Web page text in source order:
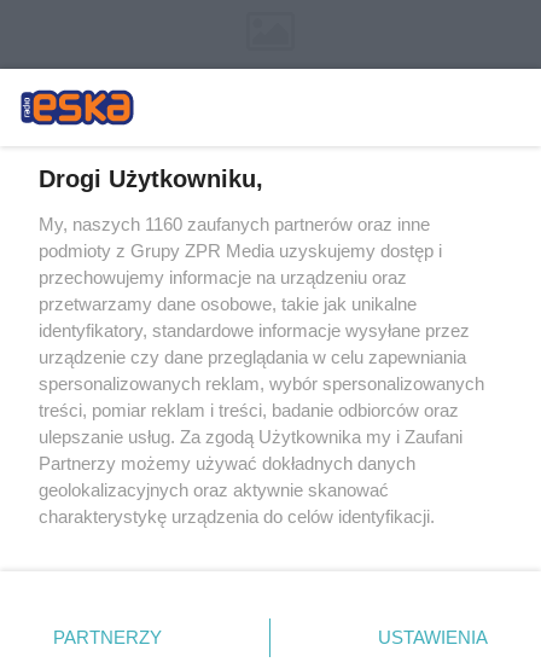
Żaden utwór zamieszczony w serwisie nie może być powielany i
rozpowszechniany lub dalej rozpowszechniany w jakikolwiek sposób (w
tym także elektroniczny lub mechaniczny) na jakimkolwiek polu
eksploatacji w jakiejkolwiek formie, włącznie z umieszczaniem w
Internecie bez pisemnej zgody właściciela praw. Jakiekolwiek użycie lub
wykorzystanie utworów w całości lub w części z naruszeniem prawa,
tzn. bez właściwej zgody, jest zabronione pod groźbą kary i może być
ścigane prawnie.
Drogi Użytkowniku,
My, naszych 1160 zaufanych partnerów oraz inne
podmioty z Grupy ZPR Media uzyskujemy dostęp i
przechowujemy informacje na urządzeniu oraz
przetwarzamy dane osobowe, takie jak unikalne
identyfikatory, standardowe informacje wysyłane przez
urządzenie czy dane przeglądania w celu zapewniania
spersonalizowanych reklam, wybór spersonalizowanych
treści, pomiar reklam i treści, badanie odbiorców oraz
ulepszanie usług. Za zgodą Użytkownika my i Zaufani
Partnerzy możemy używać dokładnych danych
geolokalizacyjnych oraz aktywnie skanować
charakterystykę urządzenia do celów identyfikacji.
zmienić/wycofać klikając przycisk ustawień prywatności
znajdujący się w lewym dolnym rogu strony
PARTNERZY USTAWIENIA